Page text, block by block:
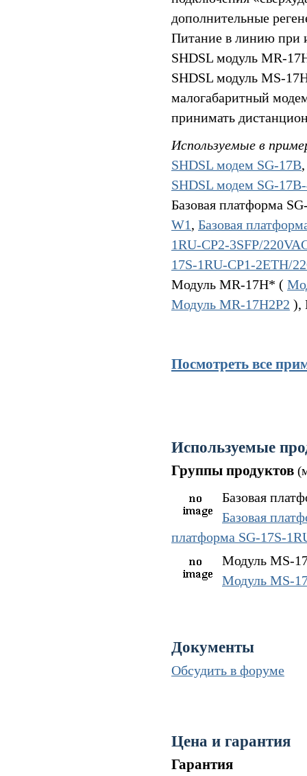
дополнительные
Питание в линию при
SHDSL модуль MR-
SHDSL модуль MS-
малогабаритный
принимать
Используемые в
SHDSL модем SG-17B
SHDSL модем SG-
Базовая платформа
W1, Базовая
1RU-CP2-3SFP/
17S-1RU-CP1-2ETH/
Модуль MR-17H* (
Модуль MR-17H2P2 ),
Посмотреть все
Используемые
Группы продуктов
Базовая
Базовая
платформа SG-17S-
Модуль MS-
Модуль MS-
Документы
Обсудить в форуме
Цена и гарантия
Гарантия